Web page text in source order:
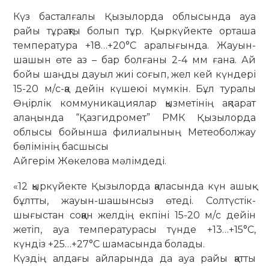
Күз басталғалы Қызылорда облысында ауа
райы тұрақты болып тұр. Қыркүйекте орташа
температура +18…+20°С аралығында. Жауын-
шашын өте аз – бар болғаны 2-4 мм ғана. Ай
бойы шаңды дауыл жиі соғып, жел кей күндері
15-20 м/с-қа дейін күшеюі мүмкін. Бұл туралы
Өңірлік коммуникациялар қызметінің ақпарат
алаңында “Қазгидромет” РМК Қызылорда
облысы бойынша филиалының Метеоболжау
бөлімінің басшысы
Айгерім Жөкелова мәлімдеді.
«12 қыркүйекте Қызылорда қаласында күн ашық-
бұлтты, жауын-шашынсыз өтеді. Солтүстік-
шығыстан соққан желдің екпіні 15-20 м/с дейін
жетіп, ауа температурасы түнде +13…+15°С,
күндіз +25…+27°С шамасында болады.
Күздің алдағы айларында да ауа райы қатты